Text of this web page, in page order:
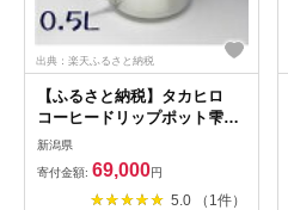
出典：楽天ふるさと納税
【ふるさと納税】タカヒロ
コーヒードリップポット雫
0.5L
新潟県
寄付金額: 69,000円
5.0 （1件）